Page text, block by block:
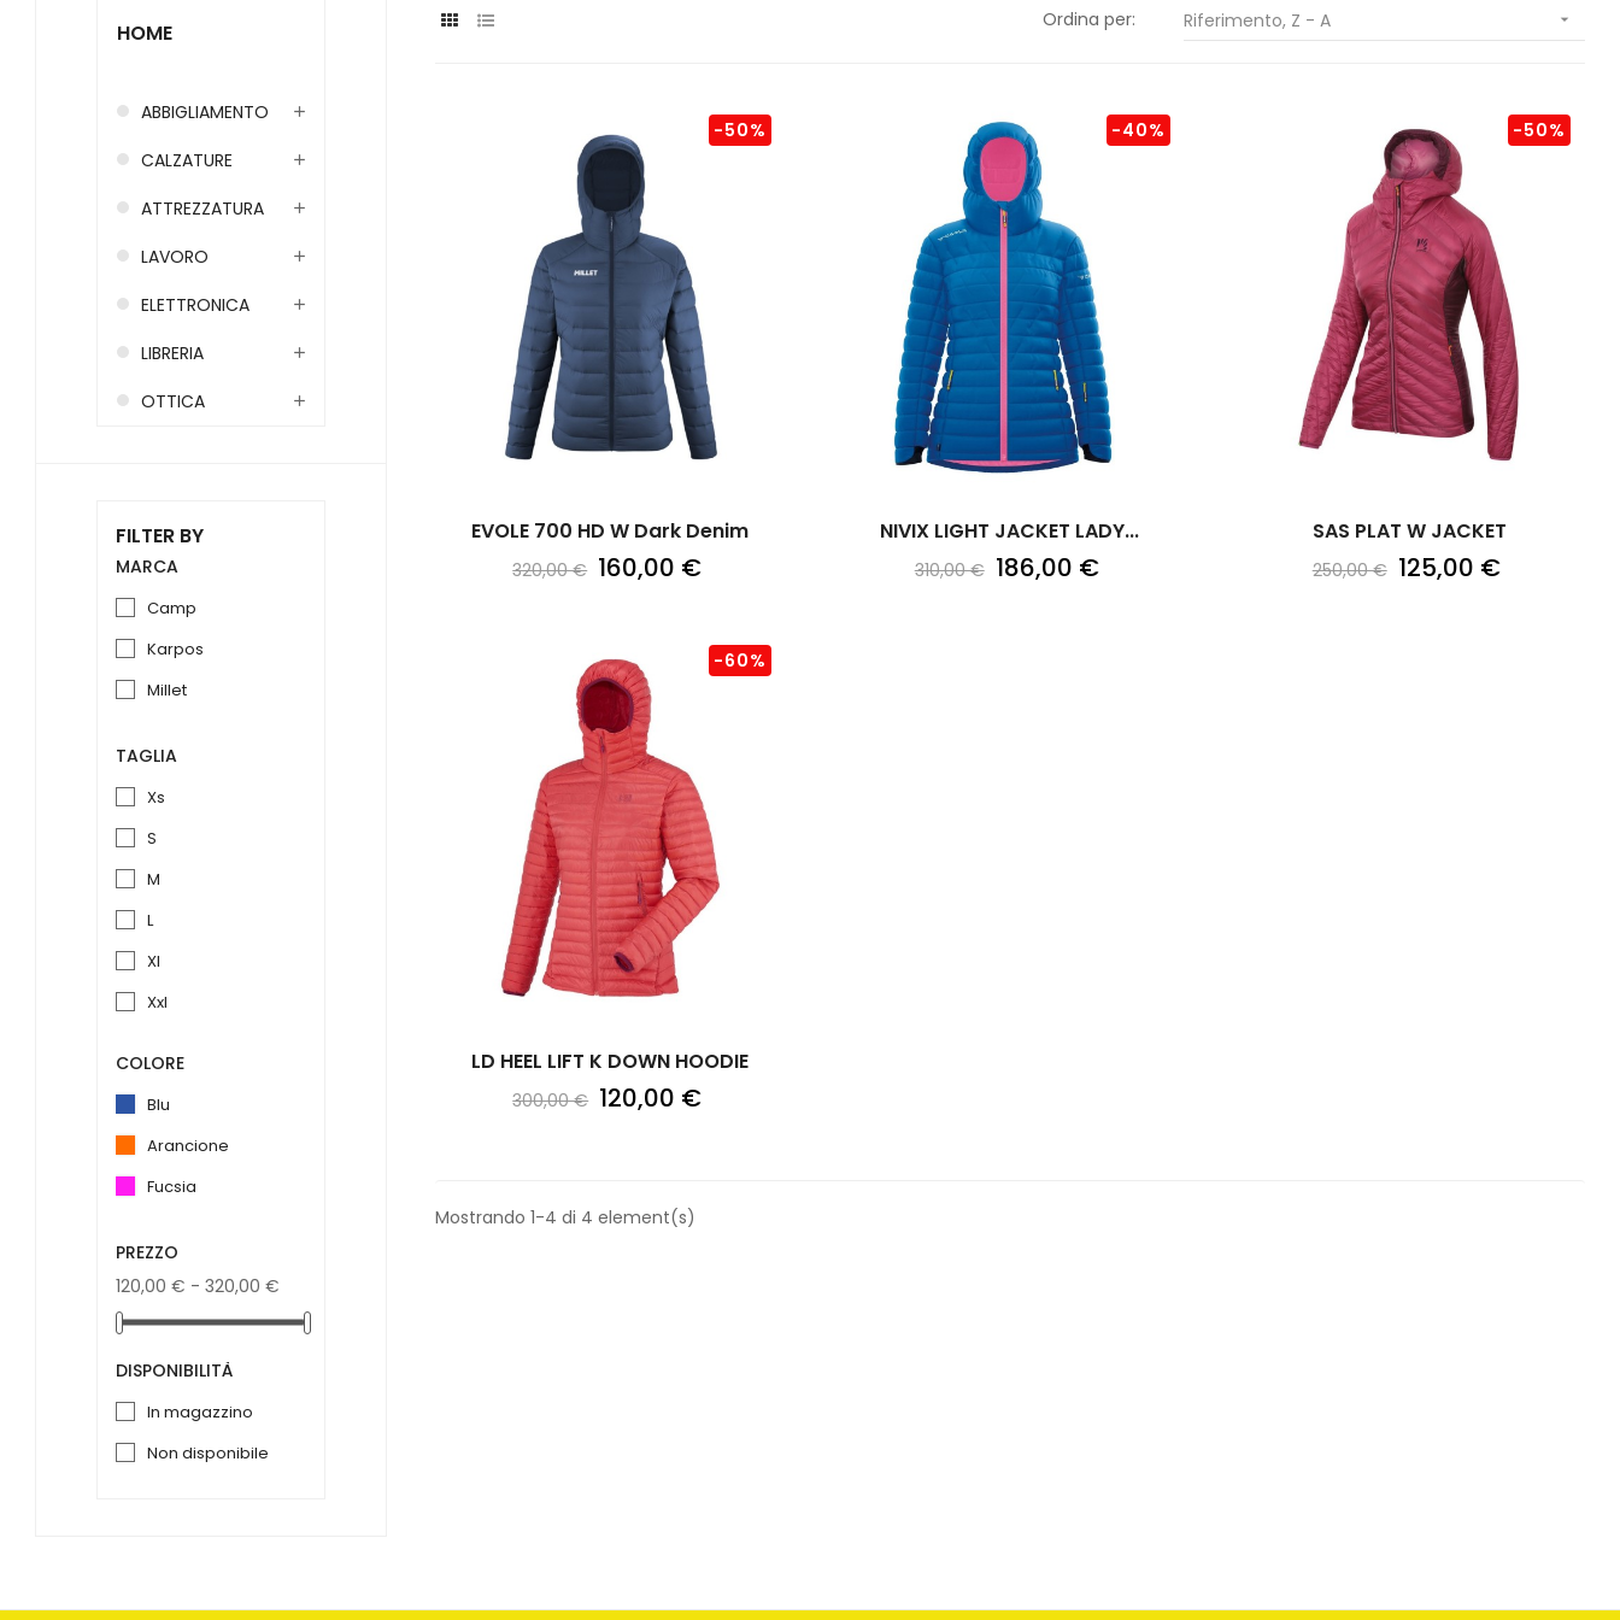
HOME
ABBIGLIAMENTO
CALZATURE
ATTREZZATURA
LAVORO
ELETTRONICA
LIBRERIA
OTTICA
FILTER BY
MARCA
camp
karpos
millet
TAGLIA
xs
s
m
l
xl
xxl
COLORE
blu
arancione
fucsia
PREZZO
120,00 € - 320,00 €
DISPONIBILITÀ
in magazzino
non disponibile
Ordina per: Riferimento, Z - A 
EVOLE 700 HD W Dark Denim
320,00 €
-50%
160,00 €
NIVIX LIGHT JACKET LADY...
310,00 €
-40%
186,00 €
SAS PLAT W JACKET
250,00 €
-50%
125,00 €
LD HEEL LIFT K DOWN HOODIE
300,00 €
-60%
120,00 €
Mostrando 1-4 di 4 element(s)